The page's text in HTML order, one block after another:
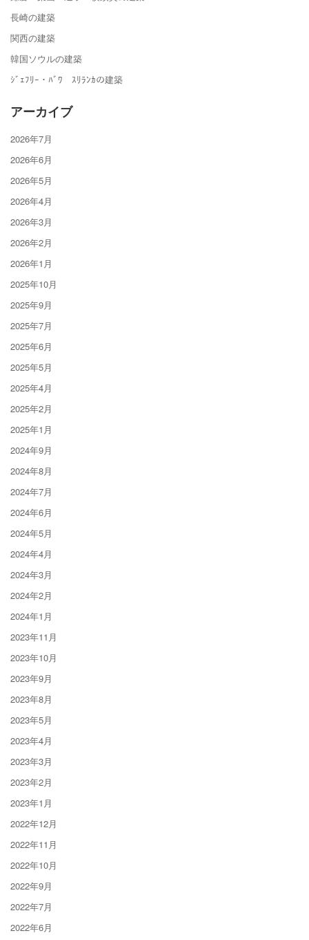
長崎の建築
関西の建築
韓国ソウルの建築
ｼﾞｪﾌﾘｰ・ﾊﾞﾜ ｽﾘﾗﾝｶの建築
アーカイブ
2026年7月
2026年6月
2026年5月
2026年4月
2026年3月
2026年2月
2026年1月
2025年10月
2025年9月
2025年7月
2025年6月
2025年5月
2025年4月
2025年2月
2025年1月
2024年9月
2024年8月
2024年7月
2024年6月
2024年5月
2024年4月
2024年3月
2024年2月
2024年1月
2023年11月
2023年10月
2023年9月
2023年8月
2023年5月
2023年4月
2023年3月
2023年2月
2023年1月
2022年12月
2022年11月
2022年10月
2022年9月
2022年7月
2022年6月